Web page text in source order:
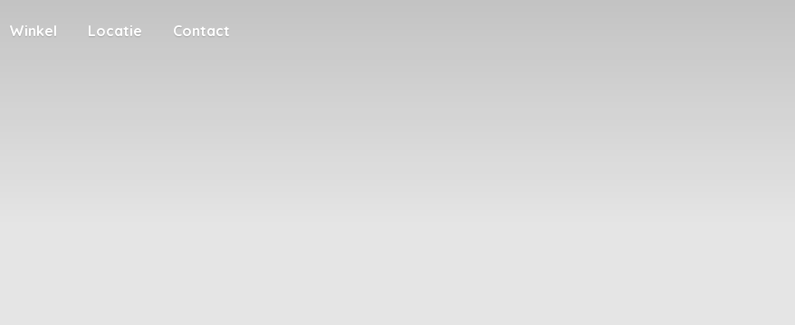
Winkel Locatie Contact